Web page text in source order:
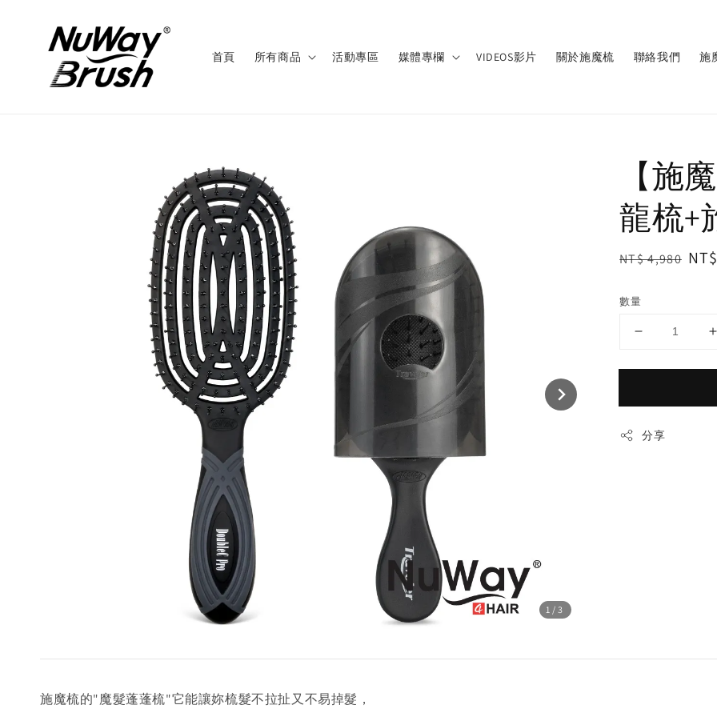
首頁 所有商品 活動專區 媒體專欄 VIDEOS影片 關於施魔梳 聯絡我們 施
1 /3
【施
龍梳+
Regular
NT$ 4,980 Sale
數量
分享
施魔梳的"魔髮蓬蓬梳"它能讓妳梳髮不拉扯又不易掉髮，